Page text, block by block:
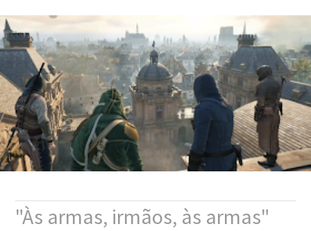
"Às armas, irmãos, às armas"